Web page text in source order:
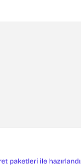
e-